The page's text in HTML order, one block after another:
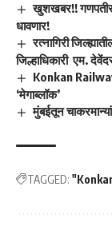
खुशखबर!!
धावणार!
रत्नागिरी
जिल्हाधिकारी एम.
Konkan Railway
‘मेगाब्लॉक’
मुंबईतून
TAGGED: